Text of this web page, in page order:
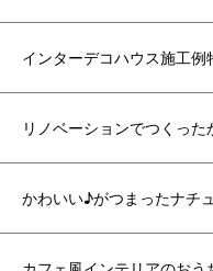
インターデコハウス施工例
リノベーションでつくった
かわいい♪がつまったナチ